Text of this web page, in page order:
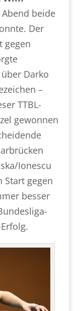
beide
Der
gegen
Darko
–
TTBL-
gewonnen
Ionescu
Start gegen
besser